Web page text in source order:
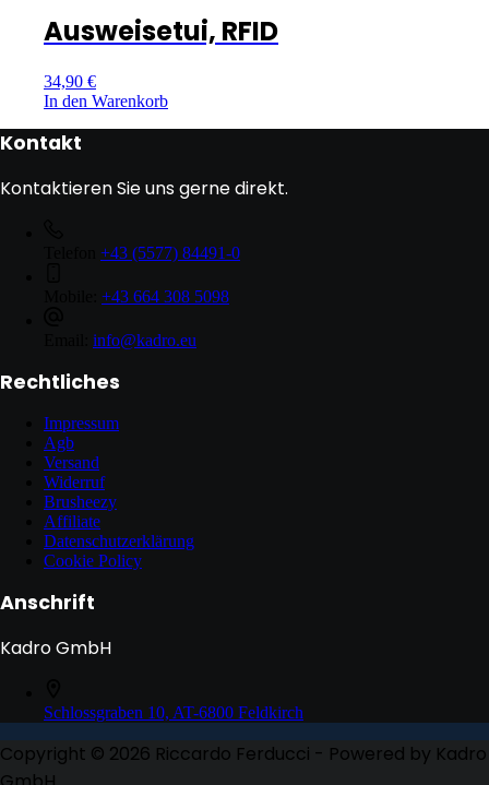
Ausweisetui, RFID
34,90 €
In den Warenkorb
Kontakt
Kontaktieren Sie uns gerne direkt.
+43 (5577) 84491-0
+43 664 308 5098
info@kadro.eu
Rechtliches
Impressum
Agb
Versand
Widerruf
Brusheezy
Affiliate
Datenschutzerklärung
Cookie Policy
Anschrift
Kadro GmbH
Schlossgraben 10, AT-6800 Feldkirch
Copyright © 2026 Riccardo Ferducci - Powered by Kadro